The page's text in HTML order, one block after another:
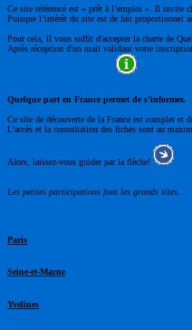
Ce site référencé est « prêt à l’emploi ». Il invite
Puisque l’intérêt du site est de fait proportionnel
Pour cela, il vous suffit d'accepter la charte de
Après réception d'un mail validant votre
Quelque part en France permet de s’informer.
Ce site de découverte de la France est complet et
L’accès et la consultation des fiches sont au
Alors, laissez-vous guider par la flèche!
Les petites participations font les grands sites.
Paris
Seine-et-Marne
Yvelines